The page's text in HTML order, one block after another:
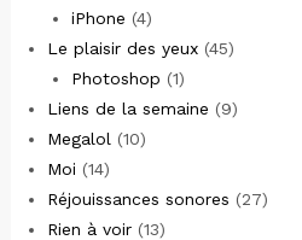
iPhone (4)
Le plaisir des yeux (45)
Photoshop (1)
Liens de la semaine (9)
Megalol (10)
Moi (14)
Réjouissances sonores (27)
Rien à voir (13)